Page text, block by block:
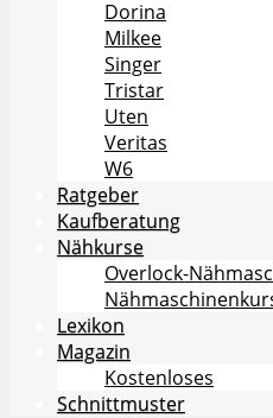
Dorina
Milkee
Singer
Tristar
Uten
Veritas
W6
Ratgeber
Kaufberatung
Nähkurse
Overlock-
Lexikon
Magazin
Kostenloses
Schnittmuster